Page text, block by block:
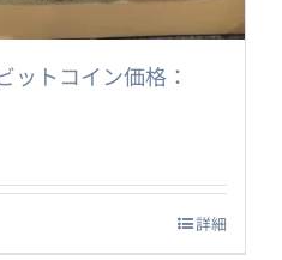
ットコイン価格：
詳細